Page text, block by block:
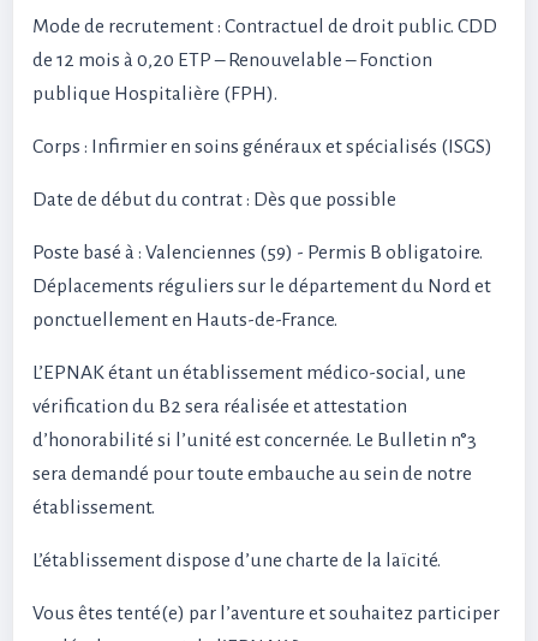
Mode de recrutement : Contractuel de droit public. CDD
de 12 mois à 0,20 ETP – Renouvelable – Fonction
publique Hospitalière (FPH).
Corps : Infirmier en soins généraux et spécialisés (ISGS)
Date de début du contrat : Dès que possible
Poste basé à : Valenciennes (59) - Permis B obligatoire.
Déplacements réguliers sur le département du Nord et
ponctuellement en Hauts-de-France.
L’EPNAK étant un établissement médico-social, une
vérification du B2 sera réalisée et attestation
d’honorabilité si l’unité est concernée. Le Bulletin n°3
sera demandé pour toute embauche au sein de notre
établissement.
L’établissement dispose d’une charte de la laïcité.
Vous êtes tenté(e) par l’aventure et souhaitez participer